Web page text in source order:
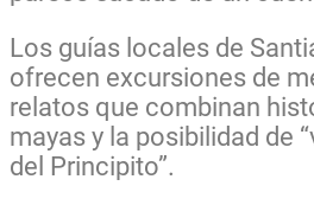
Los guías locales de
ofrecen excursiones de
relatos que combinan
mayas y la posibilidad de
del Principito”.